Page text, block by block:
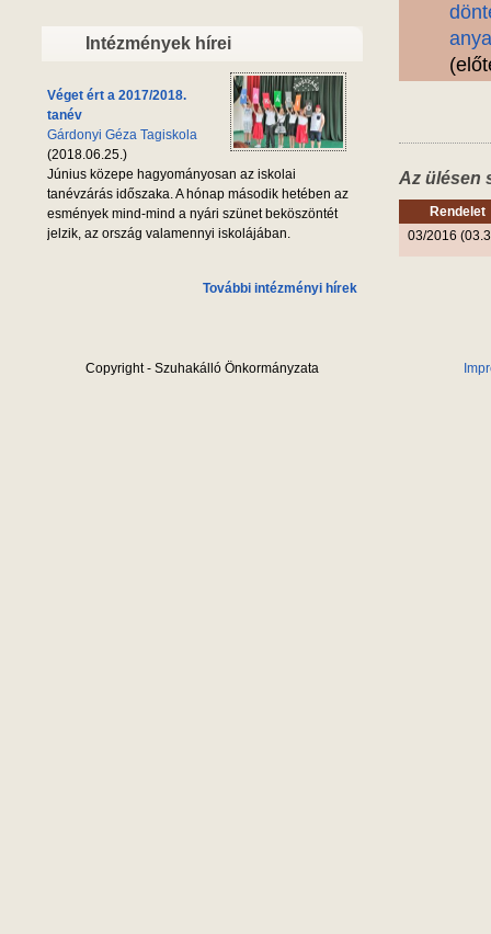
Intézmények hírei
Véget ért a 2017/2018.
tanév
Gárdonyi Géza Tagiskola
(2018.06.25.)
Június közepe hagyományosan az iskolai
tanévzárás időszaka. A hónap második hetében az
esmények mind-mind a nyári szünet beköszöntét
jelzik, az ország valamennyi iskolájában.
További intézményi hírek
Az ülésen
Rendelet
03/2016
Copyright - Szuhakálló Önkormányzata